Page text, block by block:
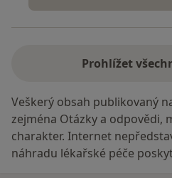
Prohlížet
Veškerý obsah publikovaný
zejména Otázky a odpovědi,
charakter. Internet
náhradu lékařské péče